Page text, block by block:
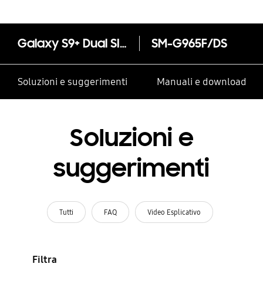
Galaxy S9+ Dual SIM SM-G965F/DS
Soluzioni e suggerimenti Manuali e download
Soluzioni e
suggerimenti
Tutti FAQ Video Esplicativo
Filtra